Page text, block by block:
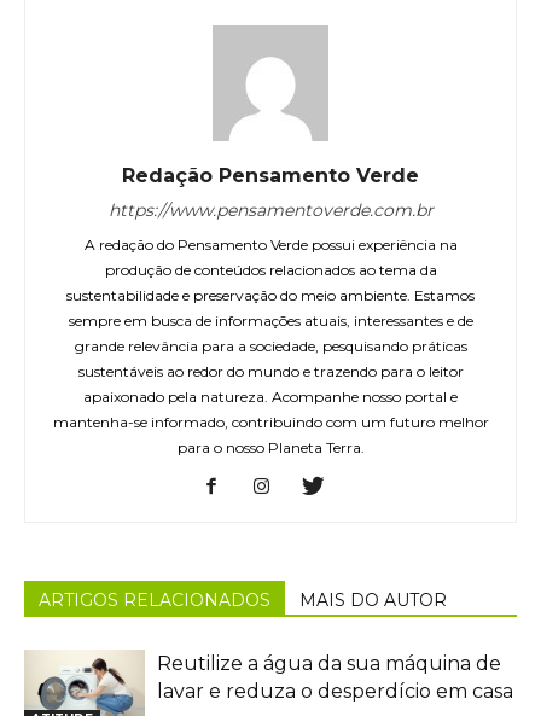
Redação Pensamento Verde
https://www.pensamentoverde.com.br
A redação do Pensamento Verde possui experiência na
produção de conteúdos relacionados ao tema da
sustentabilidade e preservação do meio ambiente. Estamos
sempre em busca de informações atuais, interessantes e de
grande relevância para a sociedade, pesquisando práticas
sustentáveis ao redor do mundo e trazendo para o leitor
apaixonado pela natureza. Acompanhe nosso portal e
mantenha-se informado, contribuindo com um futuro melhor
para o nosso Planeta Terra.
ARTIGOS RELACIONADOS MAIS DO AUTOR
Reutilize a água da sua máquina de
lavar e reduza o desperdício em casa